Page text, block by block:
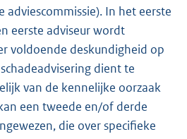
adviescommissie). In het eerste
eerste adviseur wordt
voldoende deskundigheid op
dient te
van de kennelijke oorzaak
een tweede en/of derde
die over specifieke